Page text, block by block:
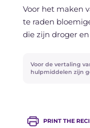
Voor het maken
te raden
die zijn droger
nemen ze
puree-recept,
Voor de vertaling
hulpmiddelen zijn
PRINT THE